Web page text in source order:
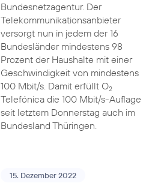
Bundesnetzagentur. Der
Telekommunikationsanbieter
versorgt nun in jedem der 16
Bundesländer mindestens 98
Prozent der Haushalte mit einer
Geschwindigkeit von mindestens
100 Mbit/s. Damit erfüllt O2
Telefónica die 100 Mbit/s-Auflage
seit letztem Donnerstag auch im
Bundesland Thüringen.
15. Dezember 2022